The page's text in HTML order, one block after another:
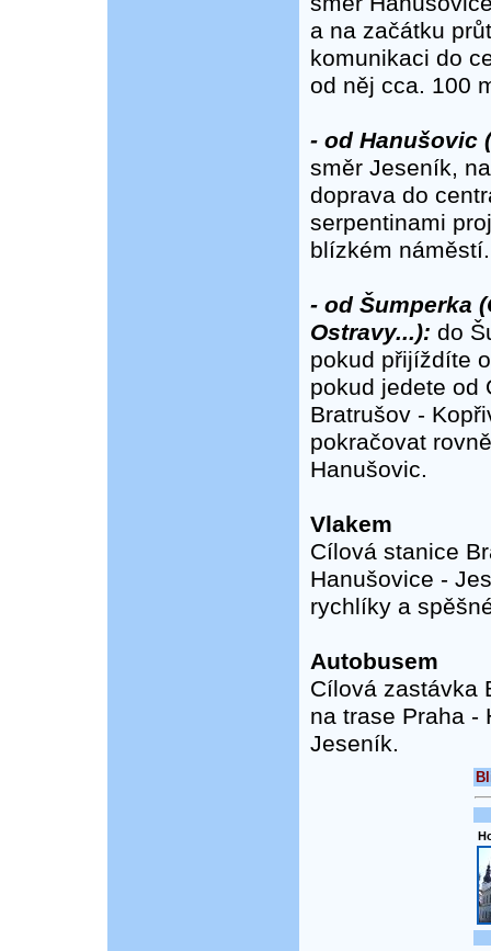
a na začátku
komunikaci do
od něj cca. 100
- od Hanušovic
směr Jeseník,
doprava do
serpentinami
blízkém náměstí.
- od Šumperka
Ostravy...): do
pokud přijíždíte
pokud jedete od
Bratrušov -
pokračovat
Hanušovic.
Vlakem
Cílová stanice
Hanušovice -
rychlíky a
Autobusem
Cílová zastávka
na trase Praha -
Jeseník.